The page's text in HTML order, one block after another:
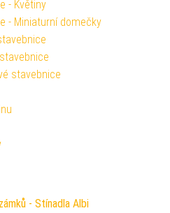
- Květiny
- Miniaturní domečky
stavebnice
- Stínadla Albi